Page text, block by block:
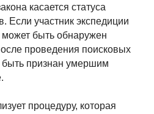
касается статуса
Если участник экспедиции
может быть обнаружен
проведения поисковых
признан умершим
процедуру, которая